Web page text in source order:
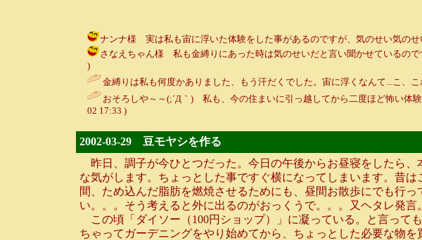
ナンナ様 実は私も宙に浮いた体験をした事があるのですが、気のせい気の
さなえちゃん様 私も金縛りにあった時は気のせいだと言い聞かせているの
)
金縛りは私も何度かありました、もう汗だくでした。宙に浮くなんて...こ、
おそろしや～～(;´Д｀) 私も、今の住まいに引っ越してから二度ほど怖い
02 17:33 )
2002-03-29 豆モヤシを作る
昨日、調子が今ひとつだった。今日の午後からお昼寝をしたら
な気がします。ちょっとした事ですぐ横になってしまいます。昔
間、ため込んだ脂肪を燃焼させるためにも、昼間お散歩にでも行
い。。。そう考えると外に出るのがおっくうで。。。又ヘタレ発
この頃「ダイソー（100円ショップ）」に凝っている。と言って
ちゃってガーデニングをやり始めてから、ちょっとした必要な物